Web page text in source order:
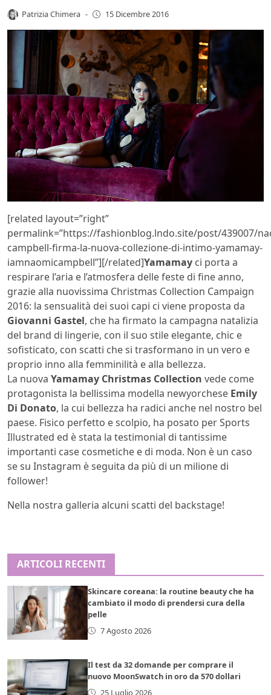
Patrizia Chimera - 15 Dicembre 2016
[related layout=”right”
permalink=”https://fashionblog.lndo.site/post/439007/
campbell-firma-la-nuova-collezione-di-intimo-yamamay-
iamnaomicampbell”][/related]Yamamay ci porta a
respirare l’aria e l’atmosfera delle feste di fine anno,
grazie alla nuovissima Christmas Collection Campaign
2016: la sensualità dei suoi capi ci viene proposta da
Giovanni Gastel, che ha firmato la campagna natalizia
del brand di lingerie, con il suo stile elegante, chic e
sofisticato, con scatti che si trasformano in un vero e
proprio inno alla femminilità e alla bellezza.
La nuova Yamamay Christmas Collection vede come
protagonista la bellissima modella newyorchese Emily
Di Donato, la cui bellezza ha radici anche nel nostro bel
paese. Fisico perfetto e scolpio, ha posato per Sports
Illustrated ed è stata la testimonial di tantissime
importanti case cosmetiche e di moda. Non è un caso
se su Instagram è seguita da più di un milione di
follower!
Nella nostra galleria alcuni scatti del backstage!
ARTICOLI RECENTI
Skincare coreana: la routine beauty che ha
cambiato il modo di prendersi cura della
pelle
7 Agosto 2026
Il test da 32 domande per comprare il
nuovo MoonSwatch in oro da 570 dollari
25 Luglio 2026